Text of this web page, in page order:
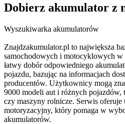
Dobierz akumulator z
Wyszukiwarka akumulatorów
Znajdzakumulator.pl to największa
samochodowych i motocyklowych w
łatwy dobór odpowiedniego
pojazdu, bazując na informacjach
producentów. Użytkownicy mogą
9000 modeli aut i różnych pojazdów,
czy maszyny rolnicze. Serwis oferuje
motoryzacyjny, który pomaga w
akumulatorów.